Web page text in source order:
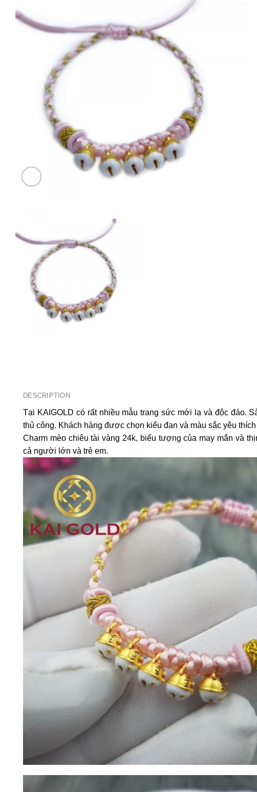
DESCRIPTION
Tại KAIGOLD có rất nhiều mẫu trang sức mới lạ và độc đáo.
thủ công. Khách hàng được chọn kiểu đan và màu sắc yêu
Charm mèo chiêu tài vàng 24k, biểu tượng của may mắn và
cả người lớn và trẻ em.